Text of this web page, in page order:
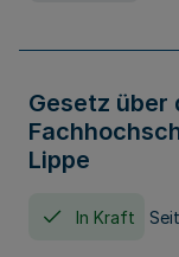
Gesetz über
Lippe
In Kraft